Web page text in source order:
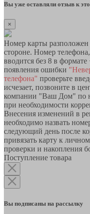
Вы уже оставляли отзыв к
×
Номер карты
стороне. Номер
вводится без 8 в
появления ошибки
телефона" проверьте
исчезает, позвоните в
компании "Ваш Дом" по
при необходимости
Внесения изменений в
необходимо назвать
следующий день после
привязать карту к
проверки и накопления
Поступление товара
Вы подписаны на рассылку